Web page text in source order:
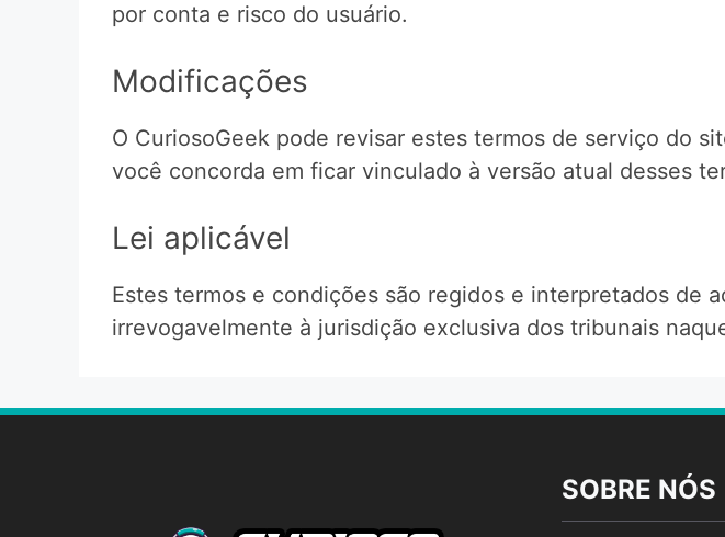
por conta e risco do usuário.
Modificações
O CuriosoGeek pode revisar estes termos de serviço do
você concorda em ficar vinculado à versão atual desses
Lei aplicável
Estes termos e condições são regidos e interpretados de
irrevogavelmente à jurisdição exclusiva dos tribunais
SOBRE NÓS